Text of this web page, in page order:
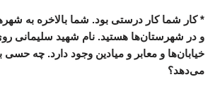
* کار شما کار درستی بود. شما بالاخره به
و در شهرستان‌ها هستید. نام شهید سلیمانی
خیابان‌ها و معابر و میادین وجود دارد. چه
می‌دهد؟